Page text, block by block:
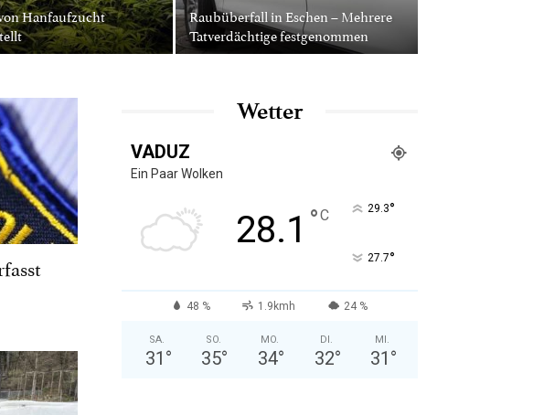
Hanfaufzucht
Raubüberfall in Eschen – Mehrere
Tatverdächtige festgenommen
Wetter
VADUZ
Ein Paar Wolken
28.1 °C 29.3°
27.7°
48 % 1.9kmh 24 %
SA.
31 °
SO.
35°
MO.
34°
DI.
32°
MI.
31 °